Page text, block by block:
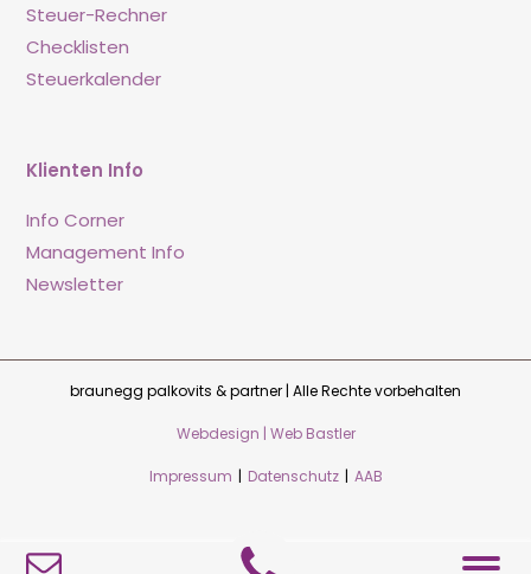
Steuer-Rechner
Checklisten
Steuerkalender
Klienten Info
Info Corner
Management Info
Newsletter
braunegg palkovits & partner | Alle Rechte vorbehalten
Webdesign | Web Bastler
Impressum | Datenschutz | AAB